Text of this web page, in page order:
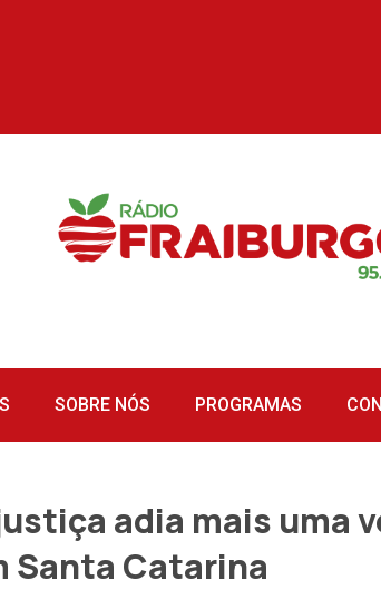
SOBRE NÓS PROGRAMAS
adia mais uma
Santa Catarina